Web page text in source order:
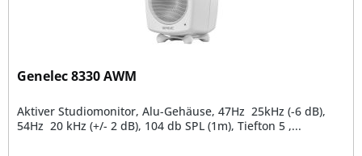
Genelec 8330 AWM
Aktiver Studiomonitor, Alu-Gehäuse, 47Hz  25kHz (-6 dB),
54Hz  20 kHz (+/- 2 dB), 104 db SPL (1m), Tiefton 5 ,...